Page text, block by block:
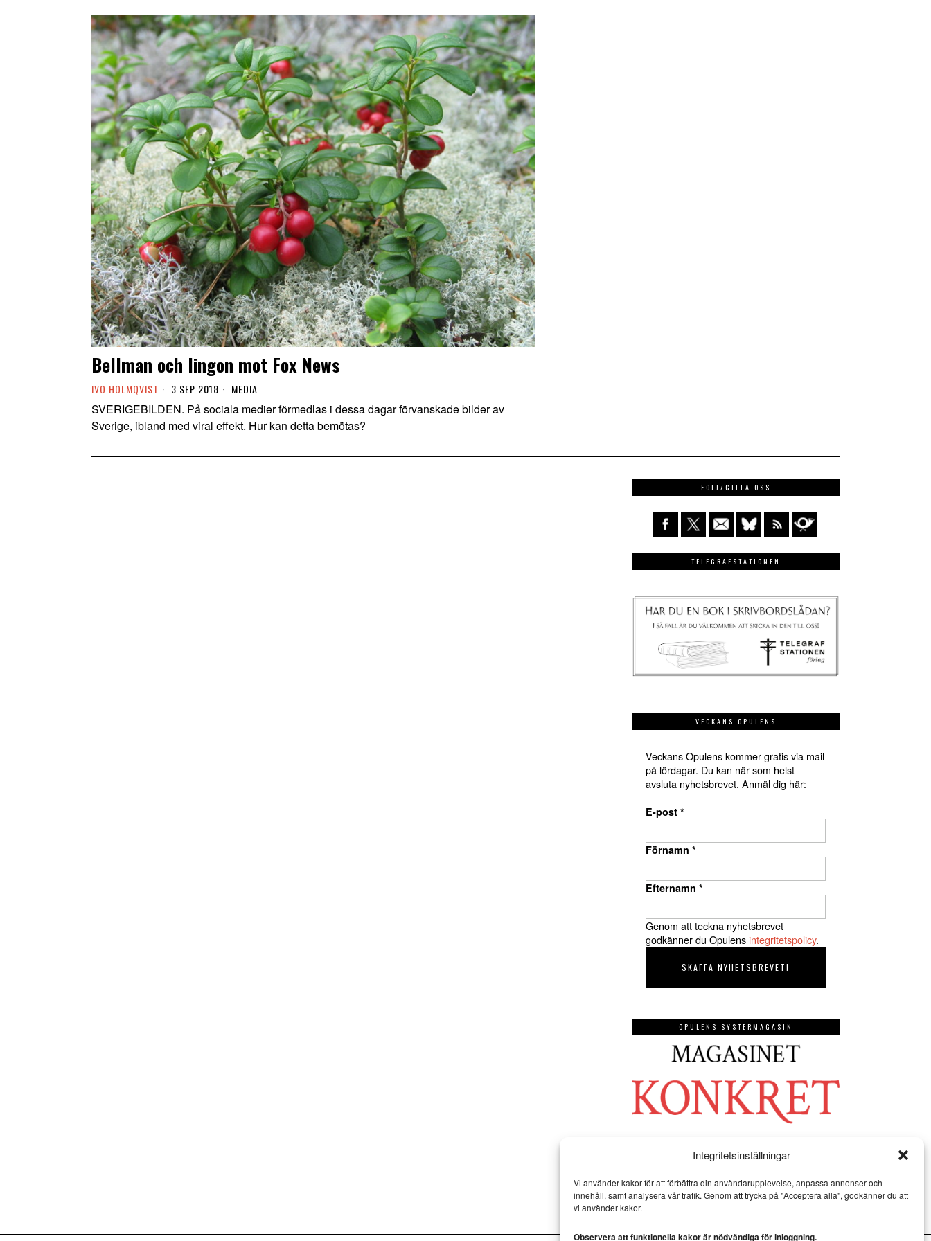
Integritetsinställningar
Vi använder kakor för att förbättra din användarupplevelse, anpassa annonser och
innehåll, samt analysera vår trafik. Genom att trycka på "Acceptera alla", godkänner du att
vi använder kakor.
Observera att funktionella kakor är nödvändiga för inloggning.
Bellman och lingon mot Fox News
IVO HOLMQVIST 3 SEP 2018 MEDIA
SVERIGEBILDEN. På sociala medier förmedlas i dessa dagar förvanskade bilder av
Sverige, ibland med viral effekt. Hur kan detta bemötas?
FÖLJ/GILLA OSS
TELEGRAFSTATIONEN
VECKANS OPULENS
Veckans Opulens kommer gratis via mail
på lördagar. Du kan när som helst
avsluta nyhetsbrevet. Anmäl dig här:
E-post *
Förnamn *
Efternamn *
Genom att teckna nyhetsbrevet
godkänner du Opulensintegritetspolicy.
OPULENS SYSTERMAGASIN